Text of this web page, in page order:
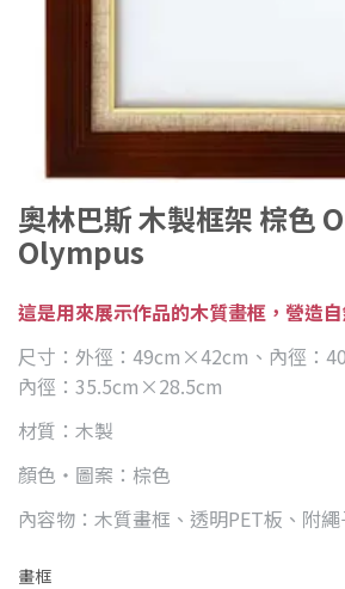
奧林巴斯 木製框架 棕色
Olympus
這是用來展示作品的木質畫框，營造
尺寸：外徑：49cm×42cm、內徑：
內徑：35.5cm×28.5cm
材質：木製
顏色・圖案：棕色
內容物：木質畫框、透明PET板、附
畫框